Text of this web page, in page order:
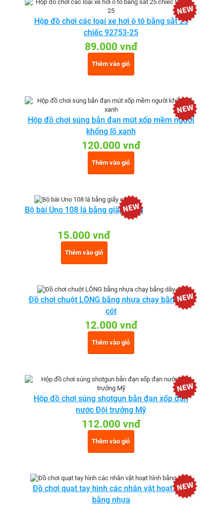
Hộp đồ chơi các loại xe hơi ô tô bằng sắt 25
chiếc 92753-25
89.000 vnđ
Thêm vào giỏ
Hộp đồ chơi súng bắn đạn mút xốp mềm người
khổng lồ xanh
120.000 vnđ
Thêm vào giỏ
Bộ bài Uno 108 lá bằng giấy cứng
15.000 vnđ
Thêm vào giỏ
Đồ chơi chuột LÔNG bằng nhựa chạy bằng dây
cót
12.000 vnđ
Thêm vào giỏ
Hộp đồ chơi súng shotgun bắn đạn xốp đạn
nước Đội trưởng Mỹ
112.000 vnđ
Thêm vào giỏ
Đồ chơi quạt tay hình các nhân vật hoạt hình
bằng nhựa